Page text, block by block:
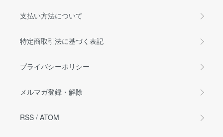
支払い方法について
特定商取引法に基づく表記
プライバシーポリシー
メルマガ登録・解除
RSS / ATOM